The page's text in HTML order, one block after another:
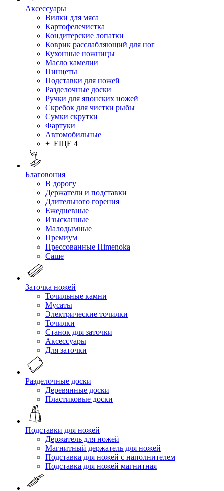
Аксессуары
Вилки для мяса
Картофелечистка
Кондитерские лопатки
Коврик расслабляющий для ног
Кухонные ножницы
Масло камелии
Пинцеты
Подставки для ножей
Разделочные доски
Ручки для японских ножей
Скребок для чистки рыбы
Сумки скрутки
Фартуки
Автомобильные
+ ЕЩЕ 4
Благовония
В дорогу
Держатели и подставки
Длительного горения
Ежедневные
Изысканные
Малодымные
Премиум
Прессованные Himenoka
Саше
Заточка ножей
Точильные камни
Мусаты
Электрические точилки
Точилки
Станок для заточки
Аксессуары
Для заточки
Разделочные доски
Деревянные доски
Пластиковые доски
Подставки для ножей
Держатель для ножей
Магнитный держатель для ножей
Подставка для ножей с наполнителем
Подставка для ножей магнитная